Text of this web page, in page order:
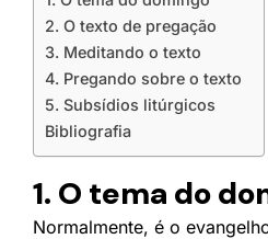
2. O texto de pregação
3. Meditando o texto
4. Pregando sobre o texto
5. Subsídios litúrgicos
Bibliografia
1. O tema do
Normalmente, é o